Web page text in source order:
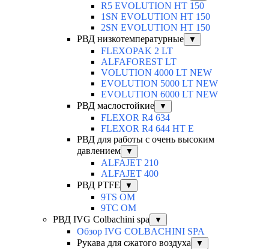
R5 EVOLUTION HT 150
1SN EVOLUTION HT 150
2SN EVOLUTION HT 150
РВД низкотемпературные
▼
FLEXOPAK 2 LT
ALFAFOREST LT
VOLUTION 4000 LT NEW
EVOLUTION 5000 LT NEW
EVOLUTION 6000 LT NEW
РВД маслостойкие
▼
FLEXOR R4 634
FLEXOR R4 644 HT E
РВД для работы с очень высоким
давлением
▼
ALFAJET 210
ALFAJET 400
РВД PTFE
▼
9TS OM
9TC OM
РВД IVG Colbachini spa
▼
Обзор IVG COLBACHINI SPA
Рукава для сжатого воздуха
▼